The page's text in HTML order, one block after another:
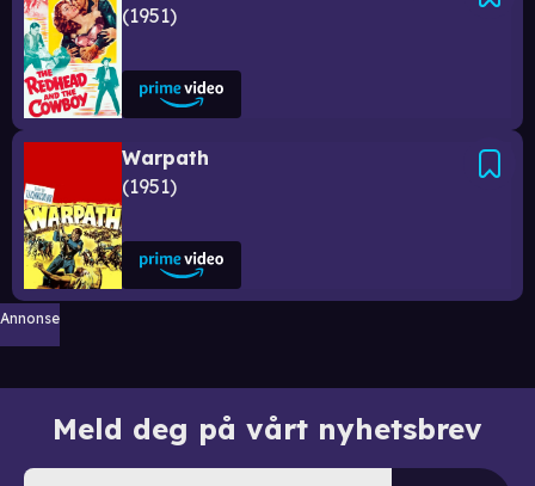
1951
Warpath
1951
Annonse
Meld deg på vårt nyhetsbrev